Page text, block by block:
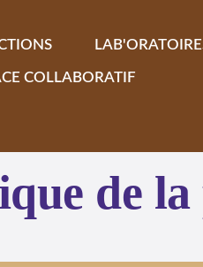
COLLABORATIF
de la